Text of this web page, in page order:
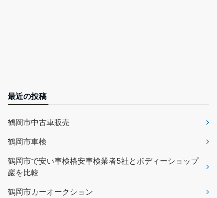
最近の投稿
鶴岡市中古車販売
鶴岡市車検
鶴岡市で安い車検格安車検業者5社とボディーショップ
巖を比較
鶴岡市カーオークション